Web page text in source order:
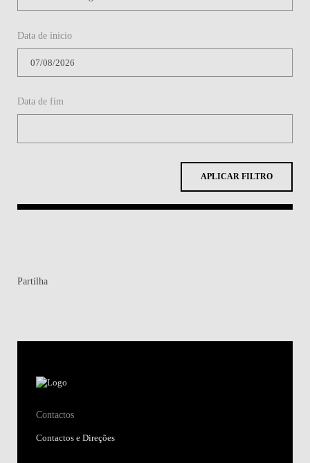
Data de ínicio
Data de fim
APLICAR FILTRO
Partilha
Contactos
Contactos e Direções